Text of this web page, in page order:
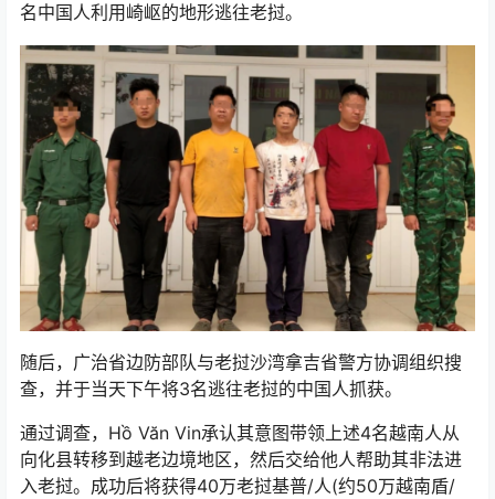
名中国人利用崎岖的地形逃往老挝。
随后，广治省边防部队与老挝沙湾拿吉省警方协调组织搜
查，并于当天下午将3名逃往老挝的中国人抓获。
通过调查，Hồ Văn Vin承认其意图带领上述4名越南人从
向化县转移到越老边境地区，然后交给他人帮助其非法进
入老挝。成功后将获得40万老挝基普/人(约50万越南盾/